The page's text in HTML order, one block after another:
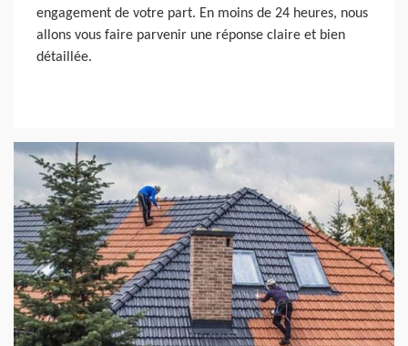
engagement de votre part. En moins de 24 heures, nous
allons vous faire parvenir une réponse claire et bien
détaillée.